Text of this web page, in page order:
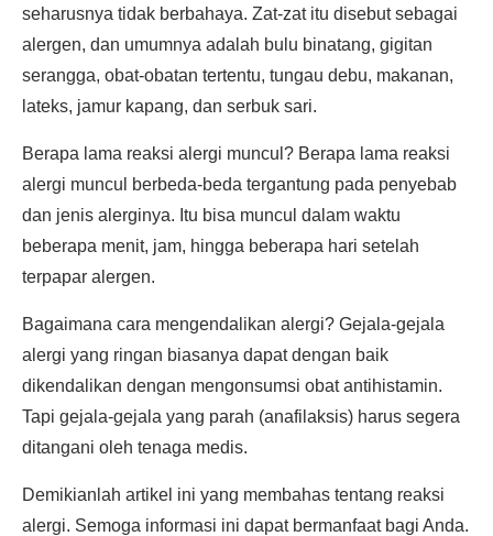
seharusnya tidak berbahaya. Zat-zat itu disebut sebagai
alergen, dan umumnya adalah bulu binatang, gigitan
serangga, obat-obatan tertentu, tungau debu, makanan,
lateks, jamur kapang, dan serbuk sari.
Berapa lama reaksi alergi muncul? Berapa lama reaksi
alergi muncul berbeda-beda tergantung pada penyebab
dan jenis alerginya. Itu bisa muncul dalam waktu
beberapa menit, jam, hingga beberapa hari setelah
terpapar alergen.
Bagaimana cara mengendalikan alergi? Gejala-gejala
alergi yang ringan biasanya dapat dengan baik
dikendalikan dengan mengonsumsi obat antihistamin.
Tapi gejala-gejala yang parah (anafilaksis) harus segera
ditangani oleh tenaga medis.
Demikianlah artikel ini yang membahas tentang reaksi
alergi. Semoga informasi ini dapat bermanfaat bagi Anda.